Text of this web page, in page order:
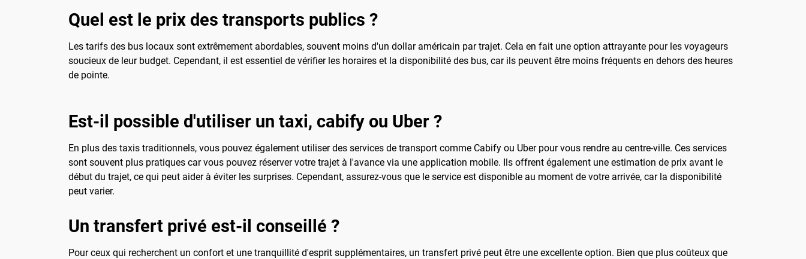
Quel est le prix des transports publics ?
Les tarifs des bus locaux sont extrêmement abordables, souvent moins d'un dollar américain par trajet. Cela en fait une option attrayante pour les voyageurs
soucieux de leur budget. Cependant, il est essentiel de vérifier les horaires et la disponibilité des bus, car ils peuvent être moins fréquents en dehors des heures
de pointe.
Est-il possible d'utiliser un taxi, cabify ou Uber ?
En plus des taxis traditionnels, vous pouvez également utiliser des services de transport comme Cabify ou Uber pour vous rendre au centre-ville. Ces services
sont souvent plus pratiques car vous pouvez réserver votre trajet à l'avance via une application mobile. Ils offrent également une estimation de prix avant le
début du trajet, ce qui peut aider à éviter les surprises. Cependant, assurez-vous que le service est disponible au moment de votre arrivée, car la disponibilité
peut varier.
Un transfert privé est-il conseillé ?
Pour ceux qui recherchent un confort et une tranquillité d'esprit supplémentaires, un transfert privé peut être une excellente option. Bien que plus coûteux que